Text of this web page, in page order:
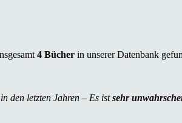
4 Bücher in unserer Datenbank
den letzten Jahren – Es istsehr